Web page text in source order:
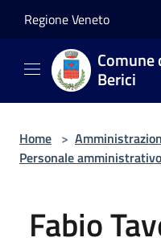
Regione Veneto
Comune
Berici
Home >
Personale amministrativo
Fabio